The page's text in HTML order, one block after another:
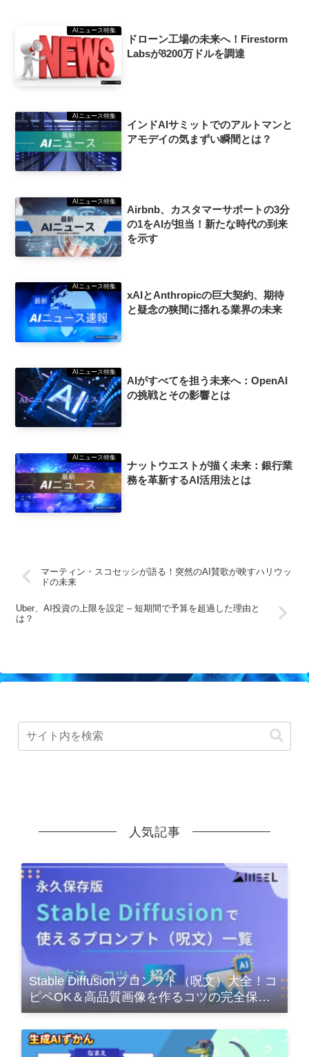
AIニュース特集
ドローン工場の未来へ！Firestorm
Labsが8200万ドルを調達
AIニュース特集
インドAIサミットでのアルトマンと
アモデイの気まずい瞬間とは？
AIニュース特集
Airbnb、カスタマーサポートの3分
の1をAIが担当！新たな時代の到来
を示す
AIニュース特集
xAIとAnthropicの巨大契約、期待
と疑念の狭間に揺れる業界の未来
AIニュース特集
AIがすべてを担う未来へ：OpenAI
の挑戦とその影響とは
AIニュース特集
ナットウエストが描く未来：銀行業
務を革新するAI活用法とは
マーティン・スコセッシが語る！突然のAI賛歌が映すハリウッ
ドの未来
Uber、AI投資の上限を設定 – 短期間で予算を超過した理由と
は？
人気記事
Stable Diffusionプロンプト（呪文）大全！コ
ピペOK＆高品質画像を作るコツの完全保存
版